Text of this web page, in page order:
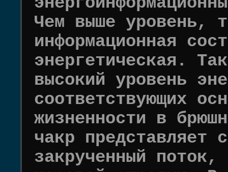
Чем выше уровень,
информационная
энергетическая.
высокий уровень
соответствующих
жизненности в
чакр представляет
закрученный